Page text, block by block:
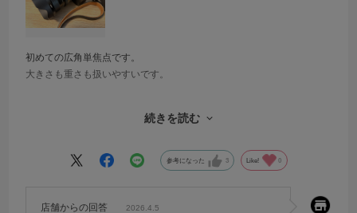
初めての広角単焦点です。
大きさも重さも扱いやすいです。
SIGMAのレンズって良いですね。
（自己満足）。
お財布的にもとても助かりましたし、下取り出して金額が決まって、
続きを読む
参考になった 3 Like! 0
店舗からの回答 2026.4.5